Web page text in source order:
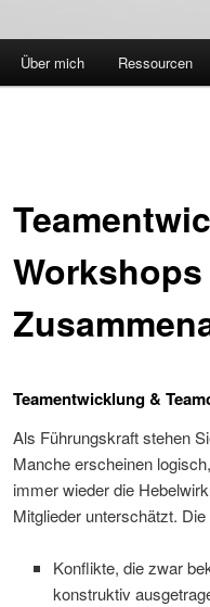
Über mich Ressourcen
Teamentwicklung &
Als Führungskraft stehen
Manche erscheinen
immer wieder die
Mitglieder unterschätzt.
Konflikte, die zwar
konstruktiv